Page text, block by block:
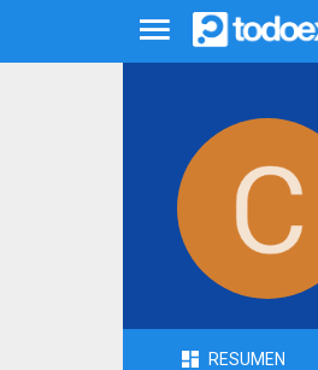
RESUMEN